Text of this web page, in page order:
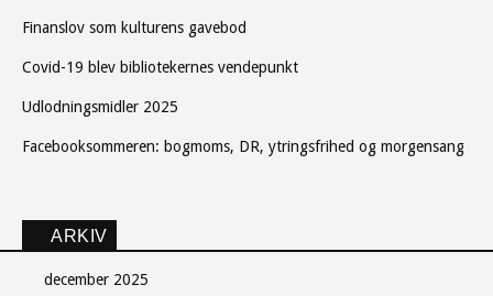
Finanslov som kulturens gavebod
Covid-19 blev bibliotekernes vendepunkt
Udlodningsmidler 2025
Facebooksommeren: bogmoms, DR, ytringsfrihed og morgensang
ARKIV
december 2025